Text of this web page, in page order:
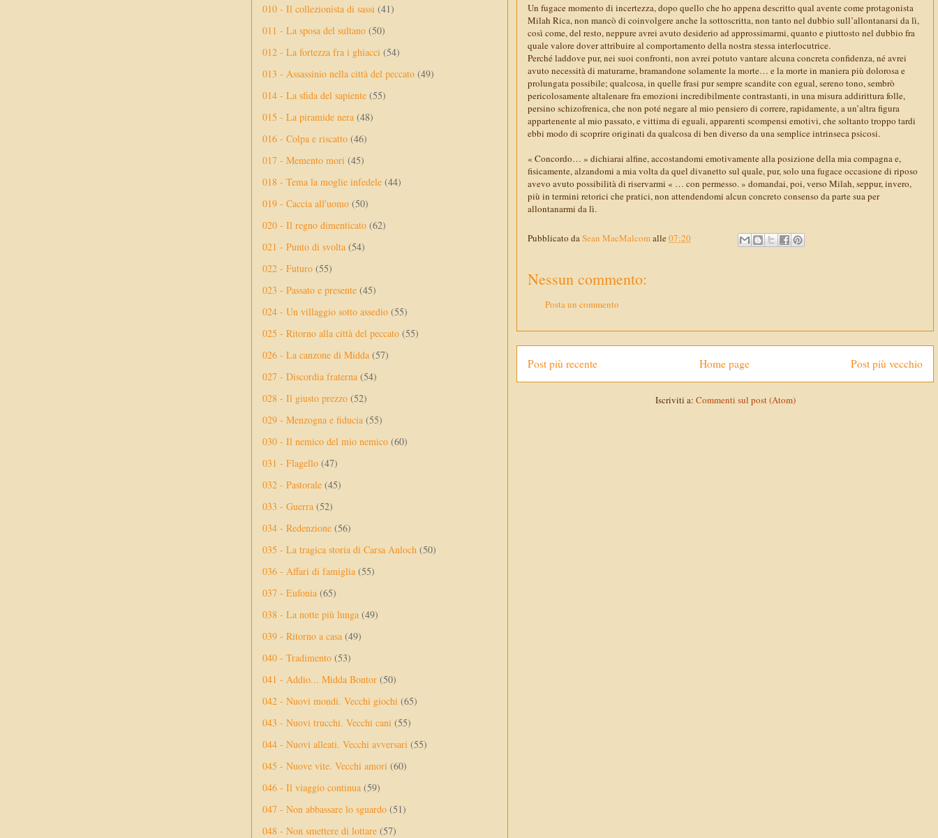
Un fugace momento di incertezza, dopo quello che ho appena descritto qual avente come protagonista
Milah Rica, non mancò di coinvolgere anche la sottoscritta, non tanto nel dubbio sull’allontanarsi da lì,
così come, del resto, neppure avrei avuto desiderio ad approssimarmi, quanto e piuttosto nel dubbio fra
quale valore dover attribuire al comportamento della nostra stessa interlocutrice.
Perché laddove pur, nei suoi confronti, non avrei potuto vantare alcuna concreta confidenza, né avrei
avuto necessità di maturarne, bramandone solamente la morte… e la morte in maniera più dolorosa e
prolungata possibile; qualcosa, in quelle frasi pur sempre scandite con egual, sereno tono, sembrò
pericolosamente altalenare fra emozioni incredibilmente contrastanti, in una misura addirittura folle,
persino schizofrenica, che non poté negare al mio pensiero di correre, rapidamente, a un’altra figura
appartenente al mio passato, e vittima di eguali, apparenti scompensi emotivi, che soltanto troppo tardi
ebbi modo di scoprire originati da qualcosa di ben diverso da una semplice intrinseca psicosi.
« Concordo… » dichiarai alfine, accostandomi emotivamente alla posizione della mia compagna e,
fisicamente, alzandomi a mia volta da quel divanetto sul quale, pur, solo una fugace occasione di riposo
avevo avuto possibilità di riservarmi « … con permesso. » domandai, poi, verso Milah, seppur, invero,
più in termini retorici che pratici, non attendendomi alcun concreto consenso da parte sua per
allontanarmi da lì.
Pubblicato daSean MacMalcomalle 07:20
Nessun commento:
Posta un commento
Post più recente Post più vecchio
Home page
Iscriviti a: Commenti sul post (Atom)
010 - Il collezionista di sassi (41)
011 - La sposa del sultano (50)
012 - La fortezza fra i ghiacci (54)
013 - Assassinio nella città del peccato (49)
014 - La sfida del sapiente (55)
015 - La piramide nera (48)
016 - Colpa e riscatto (46)
017 - Memento mori (45)
018 - Tema la moglie infedele (44)
019 - Caccia all'uomo (50)
020 - Il regno dimenticato (62)
021 - Punto di svolta (54)
022 - Futuro (55)
023 - Passato e presente (45)
024 - Un villaggio sotto assedio (55)
025 - Ritorno alla città del peccato (55)
026 - La canzone di Midda (57)
027 - Discordia fraterna (54)
028 - Il giusto prezzo (52)
029 - Menzogna e fiducia (55)
030 - Il nemico del mio nemico (60)
031 - Flagello (47)
032 - Pastorale (45)
033 - Guerra (52)
034 - Redenzione (56)
035 - La tragica storia di Carsa Anloch (50)
036 - Affari di famiglia (55)
037 - Eufonia (65)
038 - La notte più lunga (49)
039 - Ritorno a casa (49)
040 - Tradimento (53)
041 - Addio... Midda Bontor (50)
042 - Nuovi mondi. Vecchi giochi (65)
043 - Nuovi trucchi. Vecchi cani (55)
044 - Nuovi alleati. Vecchi avversari (55)
045 - Nuove vite. Vecchi amori (60)
046 - Il viaggio continua (59)
047 - Non abbassare lo sguardo (51)
048 - Non smettere di lottare (57)